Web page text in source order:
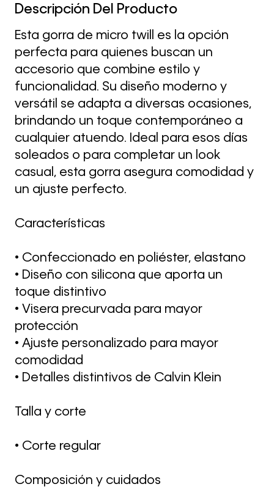
Descripción Del Producto
Esta gorra de micro twill es la opción
perfecta para quienes buscan un
accesorio que combine estilo y
funcionalidad. Su diseño moderno y
versátil se adapta a diversas ocasiones,
brindando un toque contemporáneo a
cualquier atuendo. Ideal para esos días
soleados o para completar un look
casual, esta gorra asegura comodidad y
un ajuste perfecto.
Características
• Confeccionado en poliéster, elastano
• Diseño con silicona que aporta un
toque distintivo
• Visera precurvada para mayor
protección
• Ajuste personalizado para mayor
comodidad
• Detalles distintivos de Calvin Klein
Talla y corte
• Corte regular
Composición y cuidados